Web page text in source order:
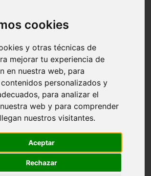
cookies
y otras técnicas de
mejorar tu experiencia de
en nuestra web, para
personalizados y
para analizar el
web y para comprender
nuestros visitantes.
Aceptar
Rechazar